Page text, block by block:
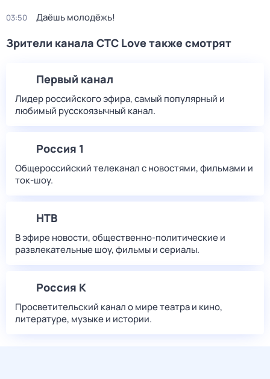
03:50 Даёшь молодёжь!
Зрители канала СТС Love также смотрят
Первый канал
Лидер российского эфира, самый популярный и
любимый русскоязычный канал.
Россия 1
Общероссийский телеканал с новостями, фильмами и
ток-шоу.
НТВ
В эфире новости, общественно-политические и
развлекательные шоу, фильмы и сериалы.
Россия К
Просветительский канал о мире театра и кино,
литературе, музыке и истории.